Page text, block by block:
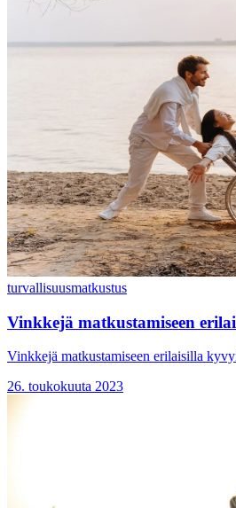
turvallisuusmatkustus
Vinkkejä matkustamiseen
Vinkkejä matkustamiseen erilaisilla
26. toukokuuta 2023